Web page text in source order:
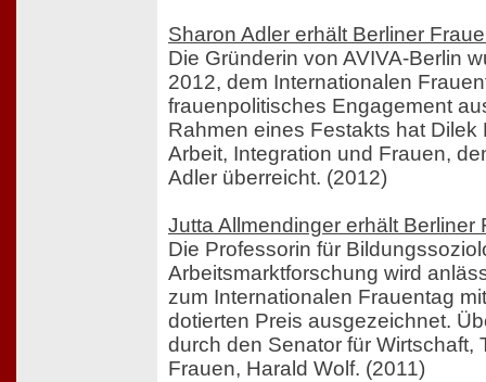
Sharon Adler erhält Berliner
Die Gründerin von AVIVA-Berlin
2012, dem Internationalen
frauenpolitisches Engagement
Rahmen eines Festakts hat Dilek
Arbeit, Integration und Frauen,
Adler überreicht. (2012)
Jutta Allmendinger erhält Berliner
Die Professorin für
Arbeitsmarktforschung wird
zum Internationalen Frauentag
dotierten Preis ausgezeichnet.
durch den Senator für Wirtschaft,
Frauen, Harald Wolf. (2011)